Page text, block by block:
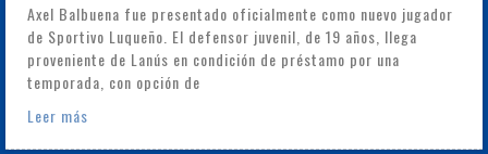
Axel Balbuena fue presentado oficialmente como nuevo jugador
de Sportivo Luqueño. El defensor juvenil, de 19 años, llega
proveniente de Lanús en condición de préstamo por una
temporada, con opción de
Leer más